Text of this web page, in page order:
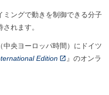
ングで動きを制御できる分子
れます。
央ヨーロッパ時間）にドイツ
Edition
』のオンラ